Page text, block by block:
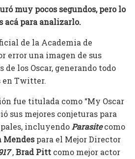
muy pocos segundos, pero lo
acá para analizarlo.
de la Academia de
error una imagen de sus
los Oscar, generando todo
en Twitter.
fue titulada como “My Oscar
sus mejores conjeturas para
incluyendoParasitecomo
Mendespara el Mejor Director
,Brad Pitt como mejor actor